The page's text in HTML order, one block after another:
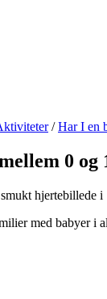
/Har I en
0 og
hjertebillede
med babyer i